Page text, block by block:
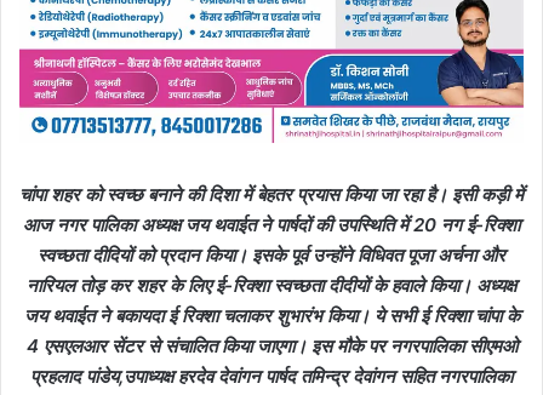
चांपा शहर को स्वच्छ बनाने की दिशा में बेहतर प्रयास किया जा रहा है। इसी कड़ी में
आज नगर पालिका अध्यक्ष जय थवाईत ने पार्षदों की उपस्थिति में 20 नग ई-रिक्शा
स्वच्छता दीदियों को प्रदान किया। इसके पूर्व उन्होंने विधिवत पूजा अर्चना और
नारियल तोड़ कर शहर के लिए ई-रिक्शा स्वच्छता दीदीयों के हवाले किया। अध्यक्ष
जय थवाईत ने बकायदा ई रिक्शा चलाकर शुभारंभ किया। ये सभी ई रिक्शा चांपा के
4 एसएलआर सेंटर से संचालित किया जाएगा। इस मौके पर नगरपालिका सीएमओ
प्रहलाद पांडेय,उपाध्यक्ष हरदेव देवांगन पार्षद तमिन्द्र देवांगन सहित नगरपालिका